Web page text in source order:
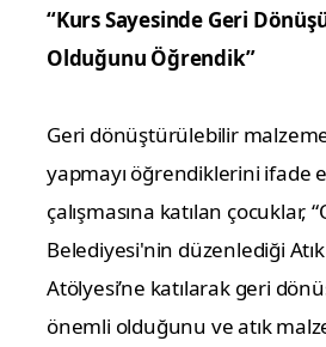
“Kurs Sayesinde Geri
Olduğunu Öğrendik”
Geri dönüştürülebilir
yapmayı öğrendiklerini ifade
çalışmasına katılan çocuklar,
Belediyesi'nin düzenlediği
Atölyesi’ne katılarak geri
önemli olduğunu ve atık